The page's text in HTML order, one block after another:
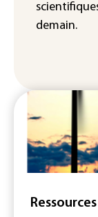
demain.